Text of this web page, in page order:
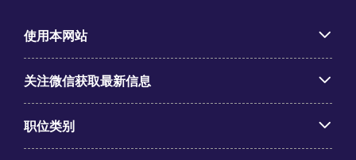
使用本网站
关注微信获取最新信息
职位类别